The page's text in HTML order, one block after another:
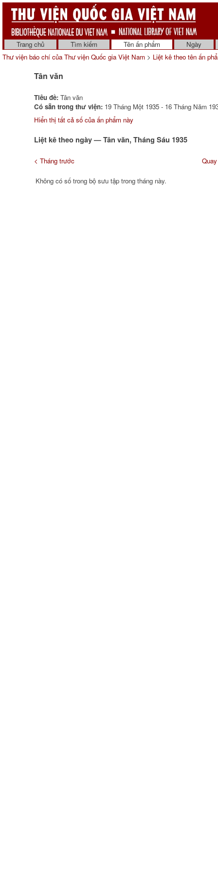
Trang chủ Tìm kiếm Tên ấn phẩm
Ngày
Thư viện báo chí của Thư viện Quốc gia Việt Nam > Liệt kê theo tên ấn
Tân văn
Tiêu đề: Tân văn
Có sẵn trong thư viện: 19 Tháng Một 1935 - 16 Tháng Năm
Hiển thị tất cả số của ấn phẩm này
Liệt kê theo ngày — Tân văn, Tháng Sáu 1935
< Tháng trước
Không có số trong bộ sưu tập trong tháng này.